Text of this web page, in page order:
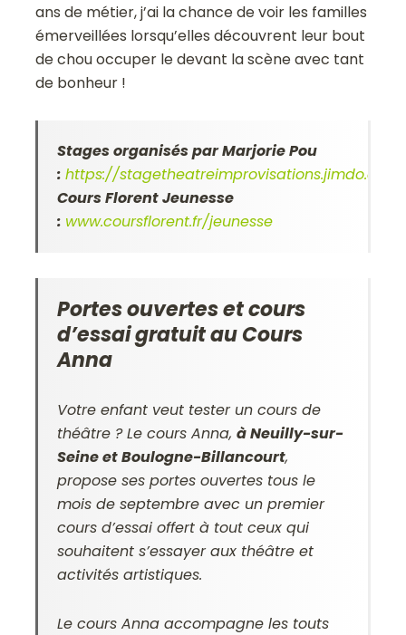
ans de métier, j’ai la chance de voir les familles
émerveillées lorsqu’elles découvrent leur bout
de chou occuper le devant la scène avec tant
de bonheur !
Stages organisés par Marjorie Pou
:https://
Cours Florent Jeunesse
: www.coursflorent.fr/jeunesse
Portes ouvertes et cours
d’essai gratuit au Cours
Anna
Votre enfant veut tester un cours de
théâtre ? Le cours Anna,à Neuilly-sur-
Seine et Boulogne-Billancourt,
propose ses portes ouvertes tous le
mois de septembre avec un premier
cours d’essai offert à tout ceux qui
souhaitent s’essayer aux théâtre et
activités artistiques.
Le cours Anna accompagne les touts